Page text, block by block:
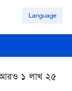
Language
আরও ১ লাখ ২৫